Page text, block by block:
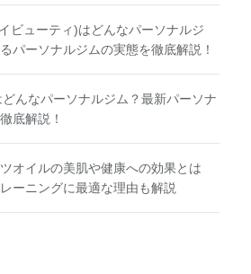
ビューティ)はどんなパーソナルジ
パーソナルジムの実態を徹底解説！
んなパーソナルジム？最新パーソナ
底解説！
オイルの美肌や健康への効果とは
ーニングに最適な理由も解説